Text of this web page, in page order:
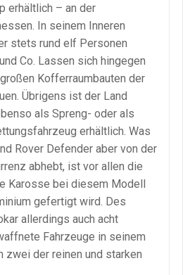
erhältlich – an der
In seinem Inneren
stets rund elf Personen
Co. Lassen sich hingegen
Kofferraumbauten der
Übrigens ist der Land
als Spreng- oder als
erhältlich. Was
Rover Defender aber von der
abhebt, ist vor allen die
Karosse bei diesem Modell
gefertigt wird. Des
allerdings auch acht
Fahrzeuge in seinem
zwei der reinen und starken